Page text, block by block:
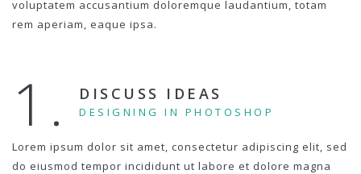
voluptatem accusantium doloremque laudantium, totam
rem aperiam, eaque ipsa.
1. DISCUSS IDEAS
DESIGNING IN PHOTOSHOP
Lorem ipsum dolor sit amet, consectetur adipiscing elit, sed
do eiusmod tempor incididunt ut labore et dolore magna